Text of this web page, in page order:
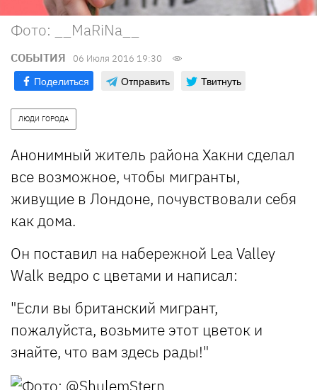
Фото: __MaRiNa__
СОБЫТИЯ 06 Июля 2016 19:30
Поделиться Отправить Твитнуть
ЛЮДИ ГОРОДА
Анонимный житель района Хакни сделал
все возможное, чтобы мигранты,
живущие в Лондоне, почувствовали себя
как дома.
Он поставил на набережной Lea Valley
Walk ведро с цветами и написал:
"Если вы британский мигрант,
пожалуйста, возьмите этот цветок и
знайте, что вам здесь рады!"